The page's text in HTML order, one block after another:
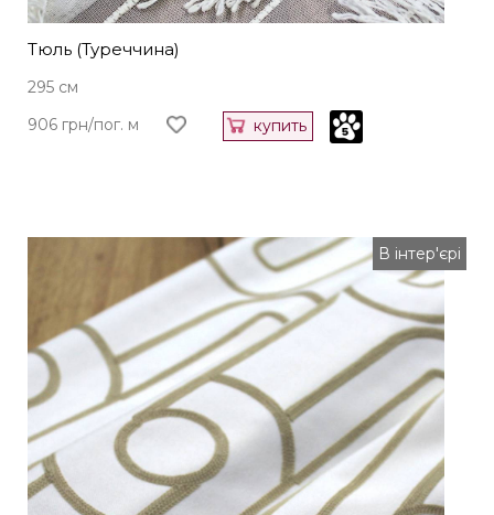
Тюль (Туреччина)
295 см
906 грн/пог. м
купить
В інтер'єрі